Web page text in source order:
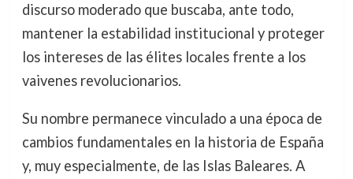
discurso moderado que buscaba, ante todo,
mantener la estabilidad institucional y proteger
los intereses de las élites locales frente a los
vaivenes revolucionarios.
Su nombre permanece vinculado a una época de
cambios fundamentales en la historia de España
y, muy especialmente, de las Islas Baleares. A